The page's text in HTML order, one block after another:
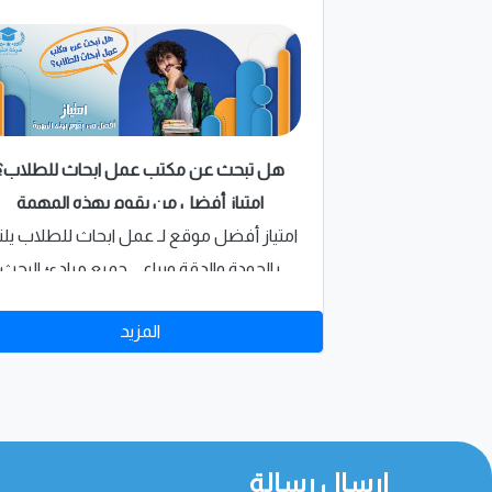
هل تبحث عن مكتب عمل ابحاث
امتياز أفضل من يقوم بهذه المهمة
امتياز أفضل موقع لـ عمل ابحاث للطلاب
بالجودة والدقة ويراعي جميع مبادئ البحث
بحث جاهز معد لك خصيصًا 00201067090531
المزيد
إرسال رسالة